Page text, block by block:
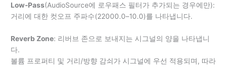
Low-Pass(AudioSource에 로우패스 필터가 추가되는 경우에만):
거리에 대한 컷오프 주파수(22000.0–10.0)를 나타냅니다.
Reverb Zone: 리버브 존으로 보내지는 시그널의 양을 나타냅니
다.
볼륨 프로퍼티 및 거리/방향 감쇠가 시그널에 우선 적용되며, 따라